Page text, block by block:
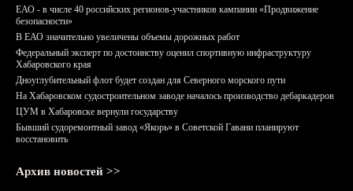
ЕАО - в числе 40 российских регионов-участников кампании «Продвижение
безопасности»
В ЕАО значительно увеличены объемы дорожных работ
Федеральный эксперт по достоинству оценил спортивную инфраструктуру
Хабаровского края
Дноуглубительный флот будет создан для Северного морского пути
На Хабаровском судостроительном заводе началось производство дебаркадеров
ЦУМ в Хабаровске вернули государству
Бывший судоремонтный завод «Якорь» в Советской Гавани планируют
восстановить
Архив новостей >>